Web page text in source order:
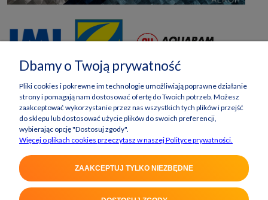
Dbamy o Twoją prywatność
Pliki cookies i pokrewne im technologie umożliwiają poprawne działanie
strony i pomagają nam dostosować ofertę do Twoich potrzeb. Możesz
zaakceptować wykorzystanie przez nas wszystkich tych plików i przejść
do sklepu lub dostosować użycie plików do swoich preferencji,
wybierając opcję "Dostosuj zgody".
Więcej o plikach cookies przeczytasz w naszej Polityce prywatności.
ZAAKCEPTUJ TYLKO NIEZBĘDNE